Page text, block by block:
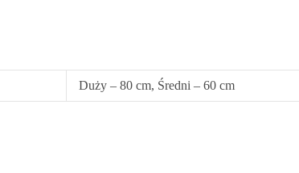
Duży – 80 cm, Średni – 60 cm